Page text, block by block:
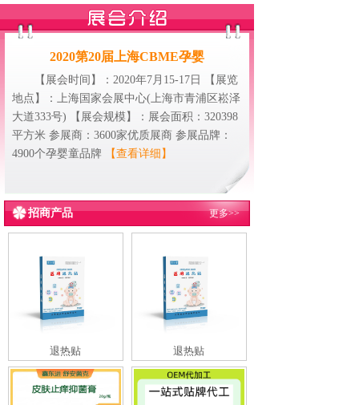
2020第20届上海CBME孕婴
【展会时间】：2020年7月15-17日 【展览
地点】：上海国家会展中心(上海市青浦区崧泽
大道333号) 【展会规模】：展会面积：320398
平方米 参展商：3600家优质展商 参展品牌：
4900个孕婴童品牌
【查看详细】
招商产品 更多>>
退热贴 退热贴